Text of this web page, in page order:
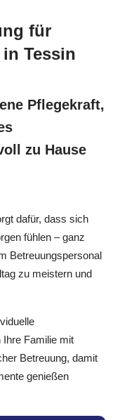
für
Tessin
Pflegekraft,
zu Hause
dafür, dass sich
fühlen – ganz
Betreuungspersonal
zu meistern und
Ihre Familie mit
Betreuung, damit
genießen